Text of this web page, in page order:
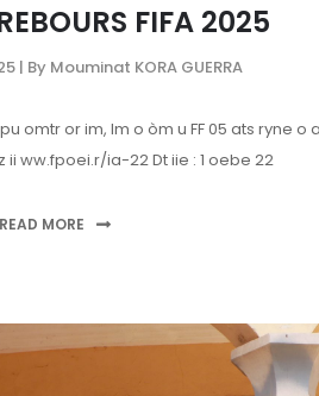
FIFA 2025
| By Mouminat KORA GUERRA
omtr or im, lm o òm u FF 05 ats ryne o
ii ww.fpoei.r/ia-22 Dt iie : 1 oebe 22
READ MORE